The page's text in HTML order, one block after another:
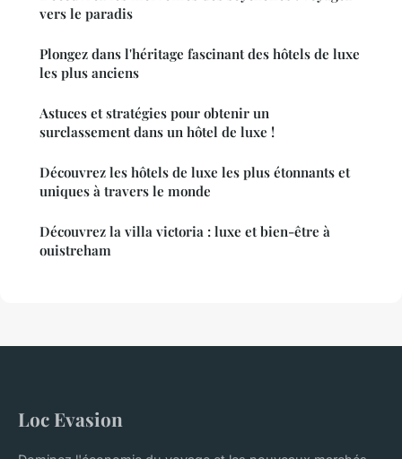
vers le paradis
Plongez dans l'héritage fascinant des hôtels de luxe
les plus anciens
Astuces et stratégies pour obtenir un
surclassement dans un hôtel de luxe !
Découvrez les hôtels de luxe les plus étonnants et
uniques à travers le monde
Découvrez la villa victoria : luxe et bien-être à
ouistreham
Loc Evasion